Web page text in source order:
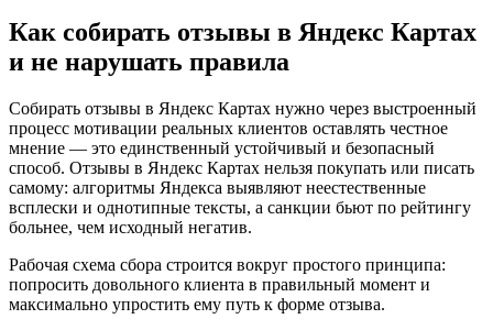
Как собирать отзывы в Яндекс Картах
и не нарушать правила
Собирать отзывы в Яндекс Картах нужно через выстроенный
процесс мотивации реальных клиентов оставлять честное
мнение — это единственный устойчивый и безопасный
способ. Отзывы в Яндекс Картах нельзя покупать или писать
самому: алгоритмы Яндекса выявляют неестественные
всплески и однотипные тексты, а санкции бьют по рейтингу
больнее, чем исходный негатив.
Рабочая схема сбора строится вокруг простого принципа:
попросить довольного клиента в правильный момент и
максимально упростить ему путь к форме отзыва.